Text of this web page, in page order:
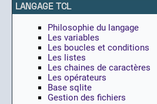
LANGAGE TCL
Philosophie du langage
Les variables
Les boucles et conditions
Les listes
Les chaines de caractères
Les opérateurs
Base sqlite
Gestion des fichiers